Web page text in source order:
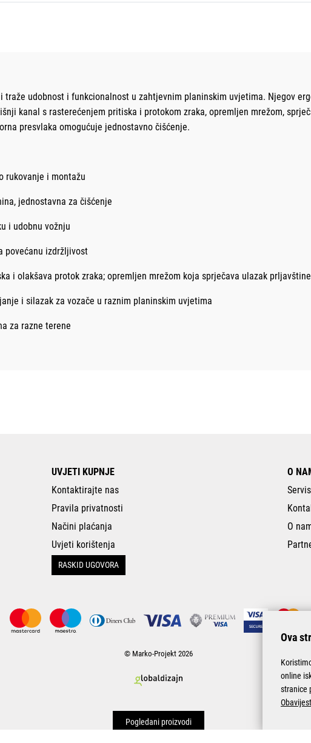
traže udobnost i funkcionalnost u zahtjevnim planinskim uvjetima. Njegov
kanal s rasterećenjem pritiska i protokom zraka, opremljen mrežom,
presvlaka omogućuje jednostavno čišćenje.
rukovanje i montažu
jednostavna za čišćenje
i udobnu vožnju
povećanu izdržljivost
i olakšava protok zraka; opremljen mrežom koja sprječava ulazak
i silazak za vozače u raznim planinskim uvjetima
za razne terene
Pogledani proizvodi
UVJETI KUPNJE
Kontaktirajte nas
Pravila privatnosti
Načini plaćanja
Uvjeti korištenja
RASKID UGOVORA
O
Servis
O
© Marko-Projekt 2026
Ova
online
stranice